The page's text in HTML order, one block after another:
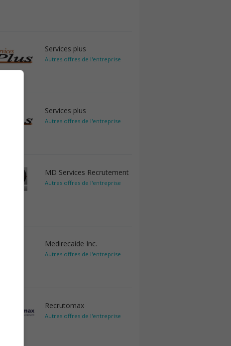
Services plus
Autres offres de l'entreprise
Services plus
Autres offres de l'entreprise
MD Services Recrutement
Autres offres de l'entreprise
Medirecaide Inc.
Autres offres de l'entreprise
Recrutomax
Autres offres de l'entreprise